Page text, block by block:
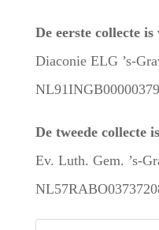
De eerste collecte
Diaconie ELG ’s-
De tweede collecte
Ev. Luth. Gem. ’s-